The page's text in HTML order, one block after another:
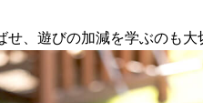
、遊びの加減を学ぶのも大